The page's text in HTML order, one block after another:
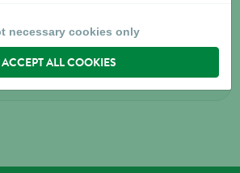
necessary cookies only
ACCEPT ALL COOKIES